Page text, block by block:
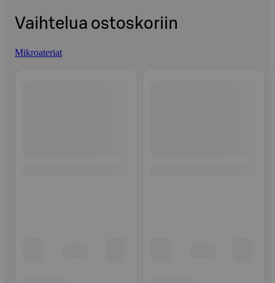
Vaihtelua ostoskoriin
Mikroateriat